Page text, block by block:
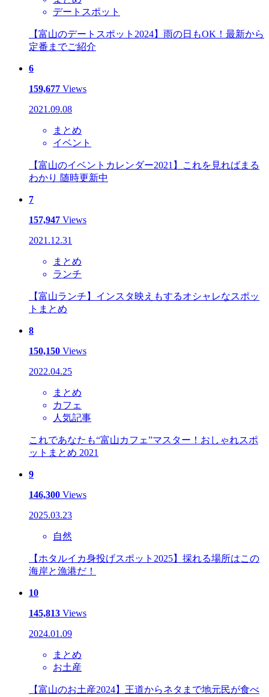
デートスポット
【富山のデートスポット2024】雨の日もOK！最新から
定番までご紹介
6
159,677 Views
2021.09.08
まとめ
イベント
【富山のイベントカレンダー2021】これを見ればまる
わかり 随時更新中
7
157,947 Views
2021.12.31
まとめ
ランチ
【富山ランチ】インスタ映えもするオシャレなスポッ
トまとめ
8
150,150 Views
2022.04.25
まとめ
カフェ
人気記事
これであなたも“富山カフェ”マスター！おしゃれスポ
ットまとめ 2021
9
146,300 Views
2025.03.23
自然
【ホタルイカ身投げスポット2025】採れる場所はこの
海岸と漁港だ！
10
145,813 Views
2024.01.09
まとめ
お土産
【富山のお土産2024】王道からネタまで地元民が食べ